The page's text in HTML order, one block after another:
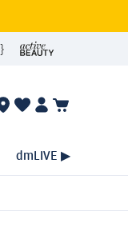
dmLIVE ▶